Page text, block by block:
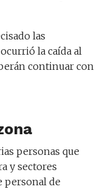
las
la caída al
continuar con
personas que
y sectores
personal de